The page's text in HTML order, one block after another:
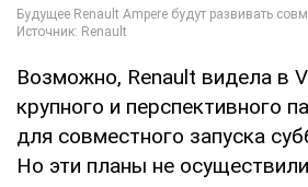
Возможно, Renault видела в
крупного и перспективного
для совместного запуска
Но эти планы не